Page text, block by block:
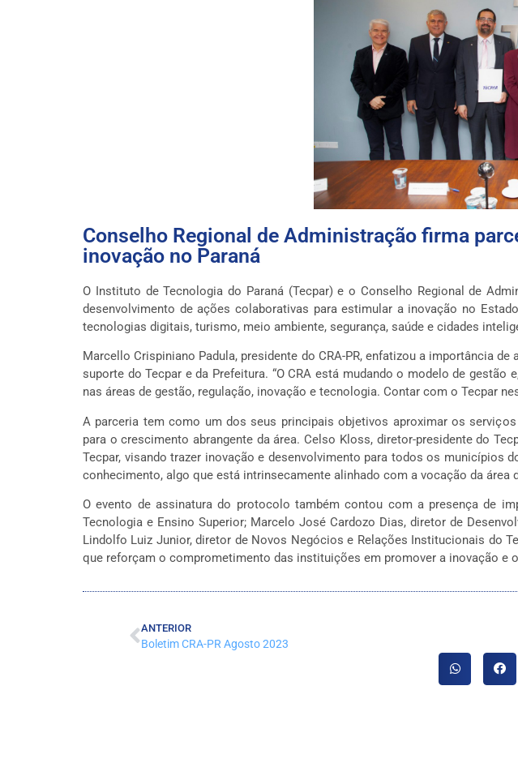
Conselho Regional de Administração firma
inovação no Paraná
O Instituto de Tecnologia do Paraná (Tecpar) e o Conselho Regional de
desenvolvimento de ações colaborativas para estimular a inovação no
tecnologias digitais, turismo, meio ambiente, segurança, saúde e cidades
Marcello Crispiniano Padula, presidente do CRA-PR, enfatizou a importância
suporte do Tecpar e da Prefeitura. “O CRA está mudando o modelo de
nas áreas de gestão, regulação, inovação e tecnologia. Contar com o Tecpar
A parceria tem como um dos seus principais objetivos aproximar os
para o crescimento abrangente da área. Celso Kloss, diretor-presidente do
Tecpar, visando trazer inovação e desenvolvimento para todos os municípios
conhecimento, algo que está intrinsecamente alinhado com a vocação da área
O evento de assinatura do protocolo também contou com a presença de
Tecnologia e Ensino Superior; Marcelo José Cardozo Dias, diretor de
Lindolfo Luiz Junior, diretor de Novos Negócios e Relações Institucionais do
que reforçam o comprometimento das instituições em promover a inovação e
ANTERIOR
Boletim CRA-PR Agosto 2023